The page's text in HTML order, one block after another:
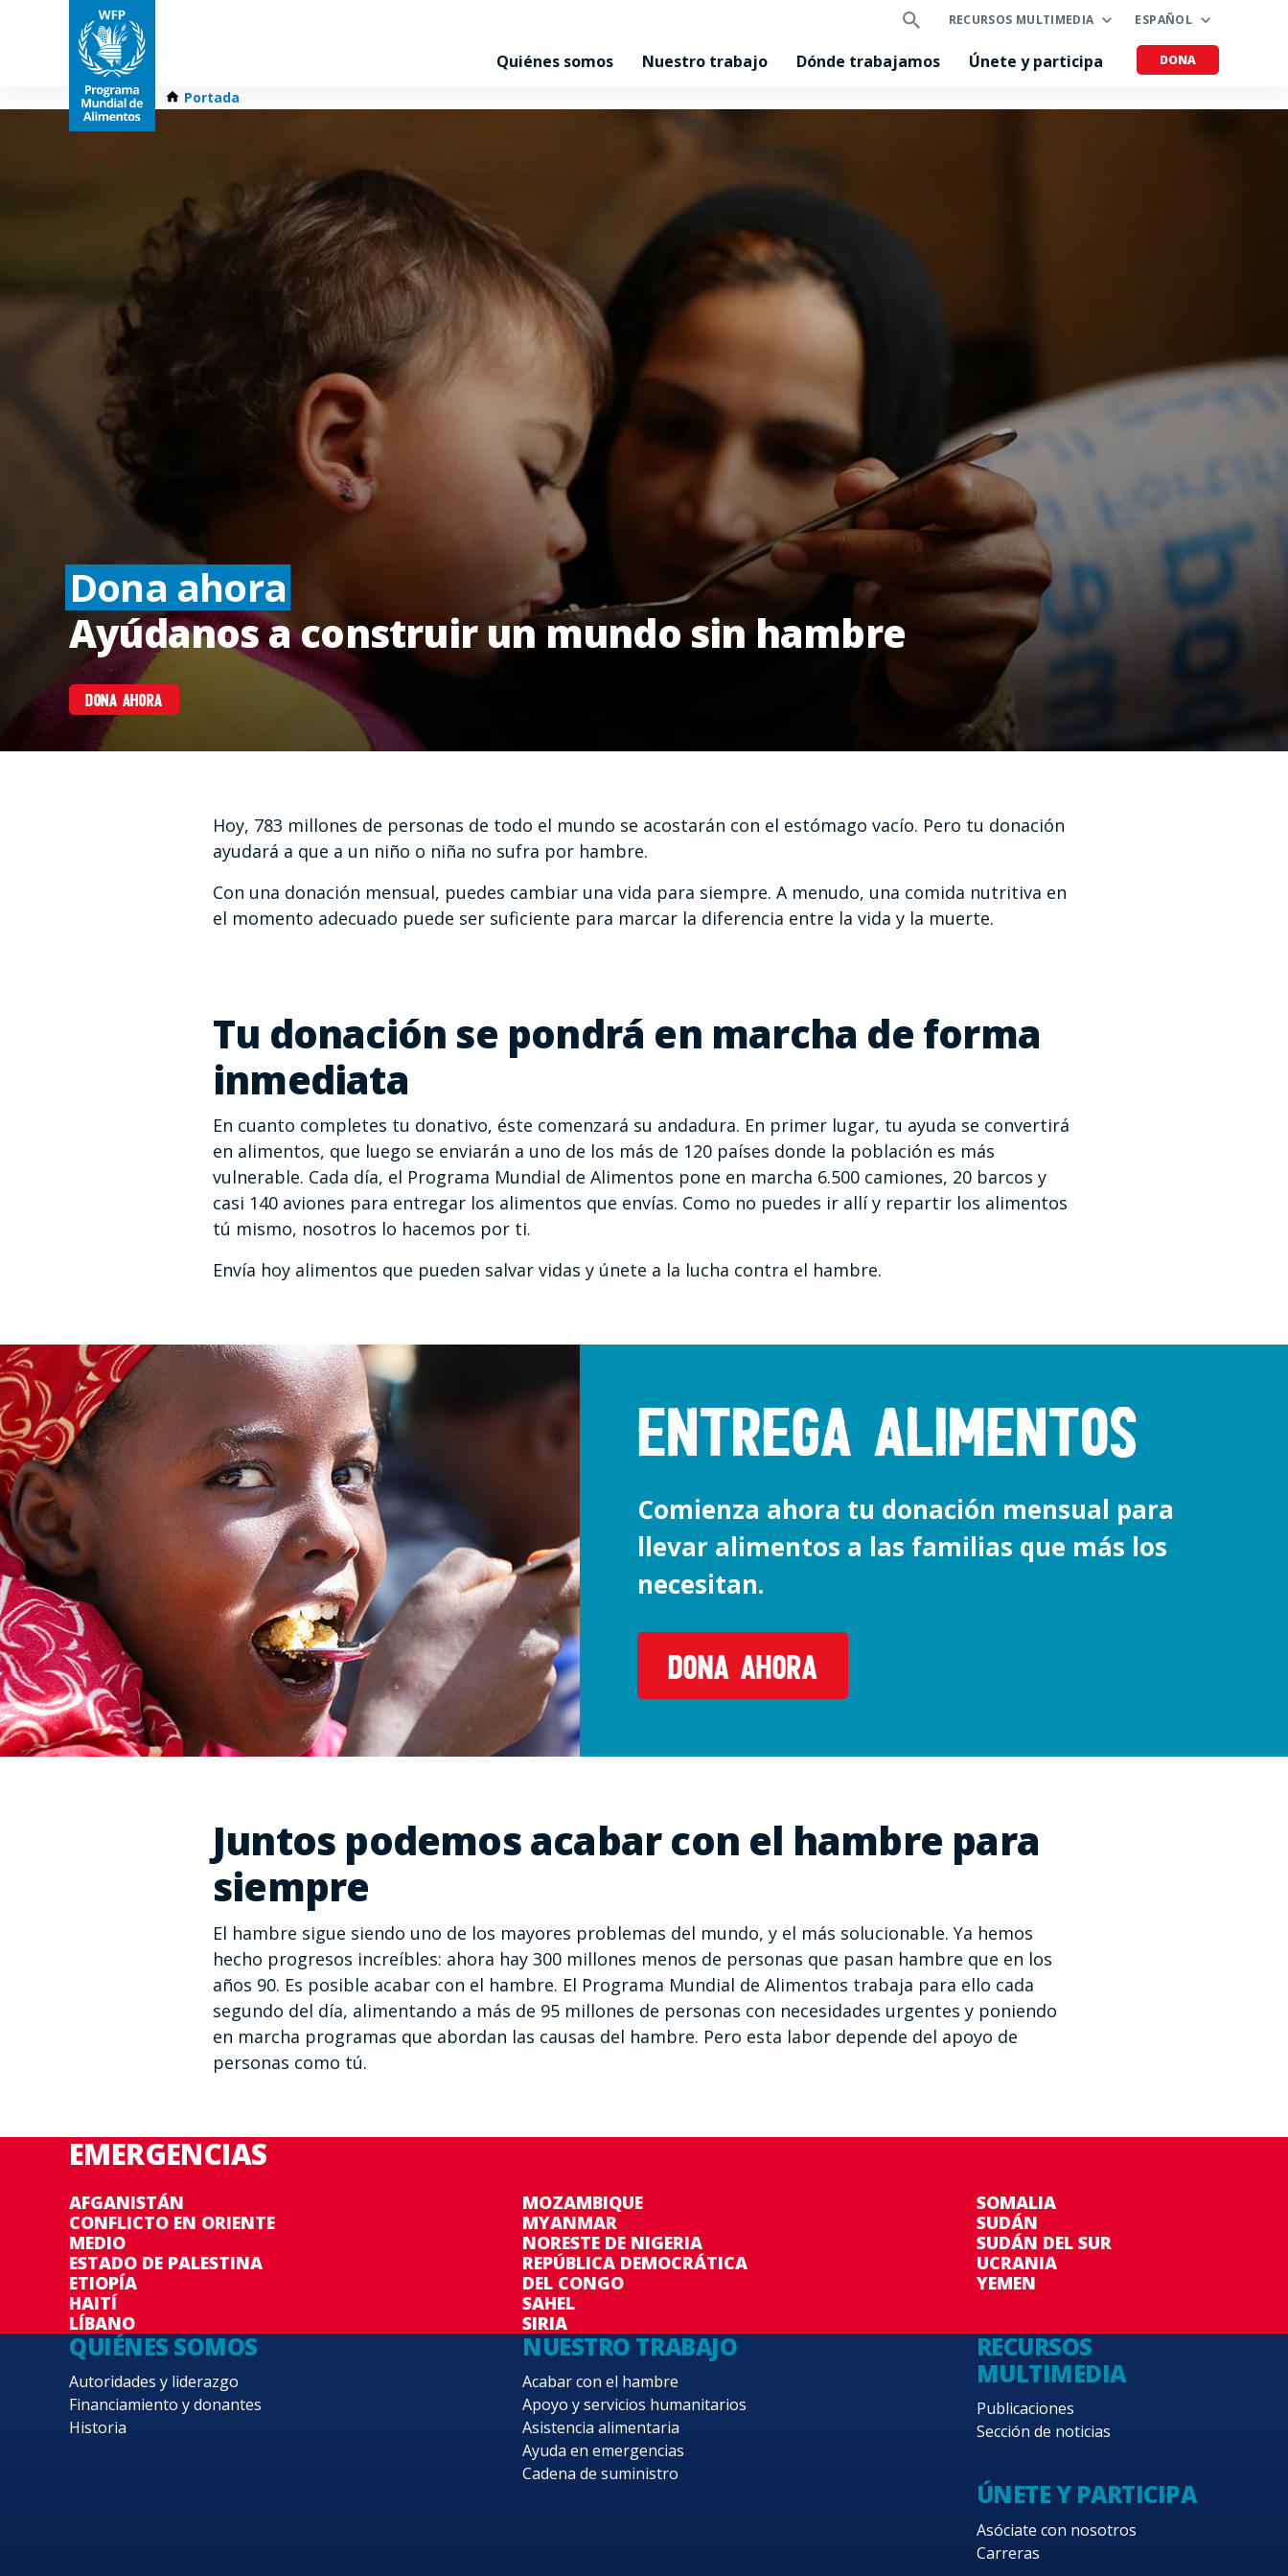
RECURSOS MULTIMEDIA ESPAÑOL
Quiénes somos Nuestro trabajo Dónde trabajamos Únete y participa DONA
Portada
Dona ahora
Ayúdanos a construir un mundo sin hambre
DONA AHORA
Hoy, 783 millones de personas de todo el mundo se acostarán con el estómago vacío. Pero tu donación
ayudará a que a un niño o niña no sufra por hambre.
Con una donación mensual, puedes cambiar una vida para siempre. A menudo, una comida nutritiva en
el momento adecuado puede ser suficiente para marcar la diferencia entre la vida y la muerte.
Tu donación se pondrá en marcha de forma
inmediata
En cuanto completes tu donativo, éste comenzará su andadura. En primer lugar, tu ayuda se convertirá
en alimentos, que luego se enviarán a uno de los más de 120 países donde la población es más
vulnerable. Cada día, el Programa Mundial de Alimentos pone en marcha 6.500 camiones, 20 barcos y
casi 140 aviones para entregar los alimentos que envías. Como no puedes ir allí y repartir los alimentos
tú mismo, nosotros lo hacemos por ti.
Envía hoy alimentos que pueden salvar vidas y únete a la lucha contra el hambre.
ENTREGA ALIMENTOS
Comienza ahora tu donación mensual para
llevar alimentos a las familias que más los
necesitan.
DONA AHORA
Juntos podemos acabar con el hambre para
siempre
El hambre sigue siendo uno de los mayores problemas del mundo, y el más solucionable. Ya hemos
hecho progresos increíbles: ahora hay 300 millones menos de personas que pasan hambre que en los
años 90. Es posible acabar con el hambre. El Programa Mundial de Alimentos trabaja para ello cada
segundo del día, alimentando a más de 95 millones de personas con necesidades urgentes y poniendo
en marcha programas que abordan las causas del hambre. Pero esta labor depende del apoyo de
personas como tú.
EMERGENCIAS
AFGANISTÁN
CONFLICTO EN ORIENTE
MEDIO
ESTADO DE PALESTINA
ETIOPÍA
HAITÍ
LÍBANO
MOZAMBIQUE
MYANMAR
NORESTE DE NIGERIA
REPÚBLICA DEMOCRÁTICA
DEL CONGO
SAHEL
SIRIA
SOMALIA
SUDÁN
SUDÁN DEL SUR
UCRANIA
YEMEN
QUIÉNES SOMOS
Autoridades y liderazgo
Financiamiento y donantes
Historia
NUESTRO TRABAJO
Acabar con el hambre
Apoyo y servicios humanitarios
Asistencia alimentaria
Ayuda en emergencias
Cadena de suministro
RECURSOS
MULTIMEDIA
Publicaciones
Sección de noticias
ÚNETE Y PARTICIPA
Asóciate con nosotros
Carreras